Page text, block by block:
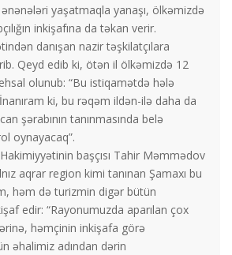
yaşatmaqla yanaşı, ölkəmizdə
inkişafına da təkan verir.
danışan nazir təşkilatçılara
Qeyd edib ki, ötən il ölkəmizdə 12
olunub: “Bu istiqamətdə hələ
ki, bu rəqəm ildən-ilə daha da
şərabının tanınmasında belə
oynayacaq”.
başçısı Tahir Məmmədov
aqrar region kimi tanınan Şamaxı bu
həm də turizmin digər bütün
edir: “Rayonumuzda aparılan çox
həmçinin inkişafa görə
əhalimiz adından dərin